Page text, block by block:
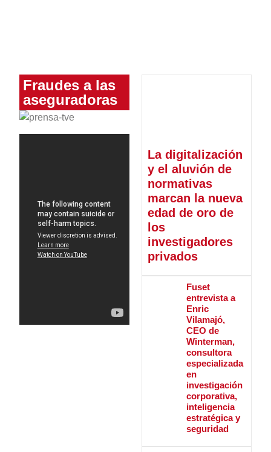
Fraudes a las
aseguradoras
La digitalización
y el aluvión de
normativas
marcan la nueva
edad de oro de
los
investigadores
privados
Fuset
entrevista a
Enric
Vilamajó,
CEO de
Winterman,
consultora
especializada
en
investigación
corporativa,
inteligencia
estratégica y
seguridad